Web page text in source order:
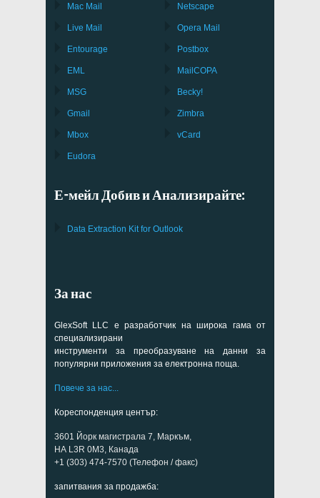
Mac Mail
Live Mail
Entourage
EML
MSG
Gmail
Mbox
Eudora
Netscape
Opera Mail
Postbox
MailCOPA
Becky!
Zimbra
vCard
Е-мейл Добив и Анализирайте:
Data Extraction Kit for Outlook
За нас
GlexSoft LLC е разработчик на широка гама от
специализирани
инструменти за преобразуване на данни за
популярни приложения за електронна поща.
Повече за нас...
Кореспонденция център:
3601 Йорк магистрала 7, Маркъм,
НА L3R 0M3, Канада
+1 (303) 474-7570 (Телефон / факс)
запитвания за продажба: